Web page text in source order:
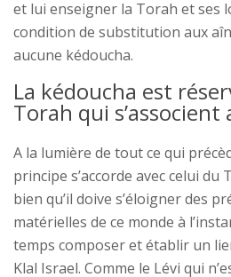
et lui enseigner la Torah et ses
condition de substitution aux
aucune kédoucha.
La kédoucha est
Torah qui s’associent
A la lumière de tout ce qui
principe s’accorde avec celui du
bien qu’il doive s’éloigner des
matérielles de ce monde à
temps composer et établir un
Klal Israel. Comme le Lévi qui